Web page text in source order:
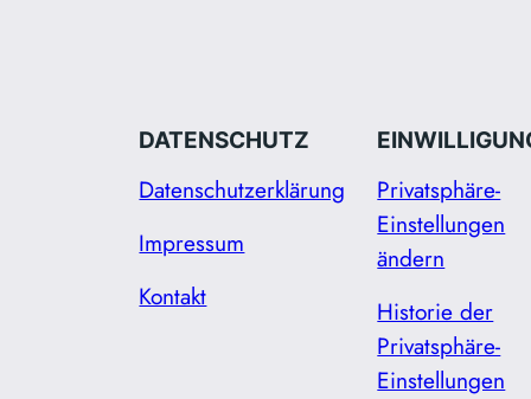
DATENSCHUTZ
Datenschutzerklärung
Impressum
Kontakt
Privatsphäre-
Einstellungen
ändern
Historie der
Privatsphäre-
Einstellungen